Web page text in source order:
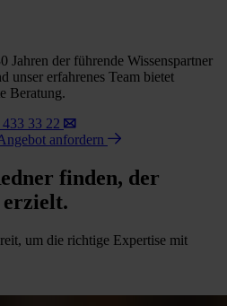
Jahren der führende Wissenspartner
unser erfahrenes Team bietet
Beratung.
33 22
anfordern
finden, der
um die richtige Expertise mit